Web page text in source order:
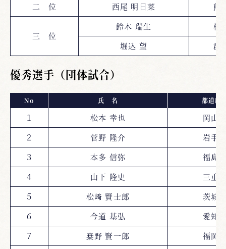
二 位
西尾 明日菜 熊
三 位
鈴木 瑞生
栃
堀込 望
群
優秀選手（団体試合）
No 氏 名 都道府
１ 松本 幸也
岡山
２
菅野 隆介
岩手
３
本多 信弥
福島
４
山下 隆史
三重
５
松﨑 賢士郎
茨城
６
今道 基弘
愛知
７
桒野 賢一郎
福岡